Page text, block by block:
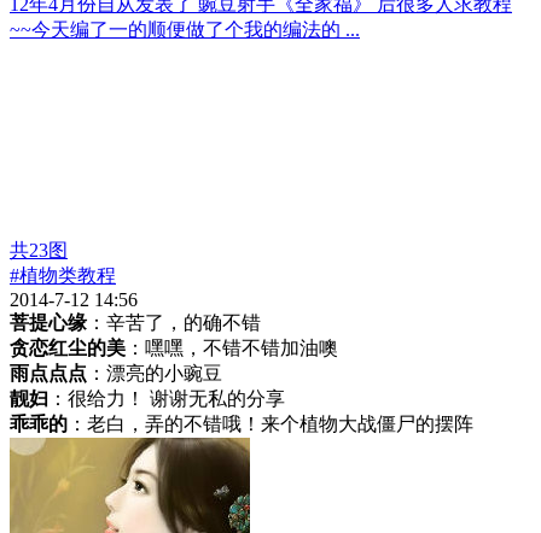
12年4月份自从发表了 豌豆射手《全家福》 后很多人求教程
~~今天编了一的顺便做了个我的编法的 ...
共23图
#植物类教程
2014-7-12 14:56
菩提心缘 ：辛苦了，的确不错
贪恋红尘的美 ：嘿嘿，不错不错加油噢
雨点点点 ：漂亮的小豌豆
靓妇 ：很给力！ 谢谢无私的分享
乖乖的 ：老白，弄的不错哦！来个植物大战僵尸的摆阵